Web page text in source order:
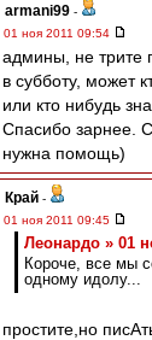
armani99 -
01 ноя 2011 09:54
админы, не трите
в субботу, может
или кто нибудь
Спасибо зарнее.
нужна помощь)
Край -
01 ноя 2011 09:45
Леонардо » 01
Короче, все мы
одному идолу...
простите,но